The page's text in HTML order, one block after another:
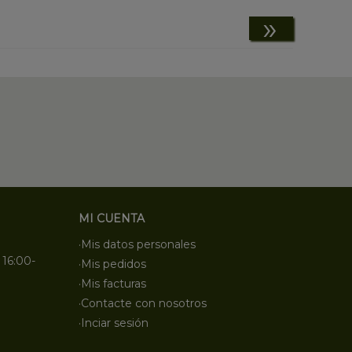
»
MI CUENTA
·Mis datos personales
·Mis pedidos
·Mis facturas
·Contacte con nosotros
·Inciar sesión